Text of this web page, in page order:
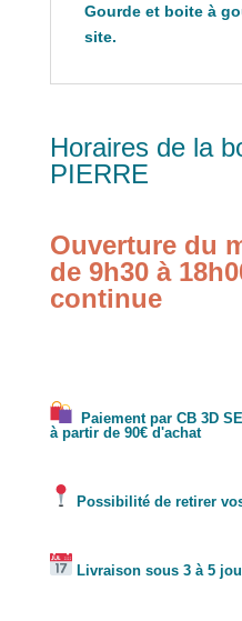
Gourde et boite à
site.
Horaires de la
PIERRE
Ouverture du
de 9h30 à
continue
Paiement par CB 3D
à partir de 90€ d'achat
Possibilité de retirer
Livraison sous 3 à 5